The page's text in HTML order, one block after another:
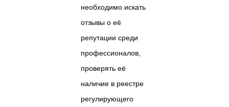
необходимо искать
отзывы о её
репутации среди
профессионалов,
проверять её
наличие в реестре
регулирующего